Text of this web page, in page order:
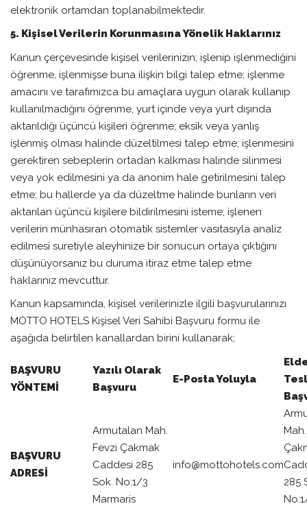
elektronik ortamdan toplanabilmektedir.
5. Kişisel Verilerin Korunmasına Yönelik Haklarınız
Kanun çerçevesinde kişisel verilerinizin; işlenip işlenmediğini
öğrenme, işlenmişse buna ilişkin bilgi talep etme; işlenme
amacını ve tarafımızca bu amaçlara uygun olarak kullanıp
kullanılmadığını öğrenme, yurt içinde veya yurt dışında
aktarıldığı üçüncü kişileri öğrenme; eksik veya yanlış
işlenmiş olması halinde düzeltilmesi talep etme; işlenmesini
gerektiren sebeplerin ortadan kalkması halinde silinmesi
veya yok edilmesini ya da anonim hale getirilmesini talep
etme; bu hallerde ya da düzeltme halinde bunların veri
aktarılan üçüncü kişilere bildirilmesini isteme; işlenen
verilerin münhasıran otomatik sistemler vasıtasıyla analiz
edilmesi suretiyle aleyhinize bir sonucun ortaya çıktığını
düşünüyorsanız bu duruma itiraz etme talep etme
haklarınız mevcuttur.
Kanun kapsamında, kişisel verilerinizle ilgili başvurularınızı
MOTTO HOTELS Kişisel Veri Sahibi Başvuru formu ile
aşağıda belirtilen kanallardan birini kullanarak;
BAŞVURU
YÖNTEMİ
Yazılı Olarak
Başvuru
E-Posta Yoluyla
BAŞVURU
ADRESİ
Armutalan Mah.
Fevzi Çakmak
Caddesi 285
Sok. No:1/3
Marmaris
info@mottohotels.com
285